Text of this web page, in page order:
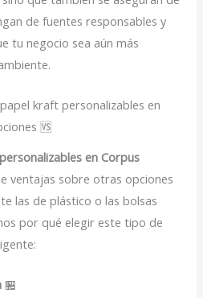
de fuentes responsables y
tu negocio sea aún más
kraft personalizables en
🆚
en Corpus
ventajas sobre otras opciones
las de plástico o las bolsas
por qué elegir este tipo de
🏪